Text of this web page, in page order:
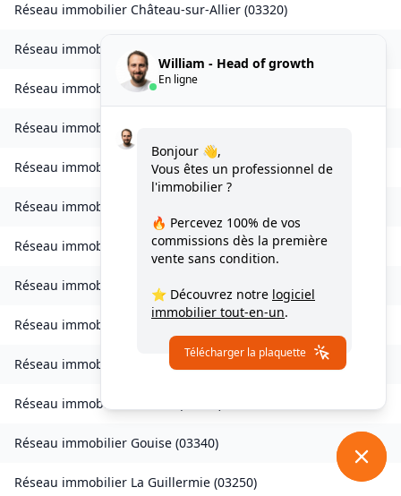
Réseau immobilier Château-sur-Allier (03320)
Réseau immobilierChâtelperron
Réseau immobilier Chemilly(03210
Réseau immobilierChezelle
Réseau immobilier Créchy( 03150)
Réseau immobilier
Réseau immobilier Deneuille-les-Mines( 03170)
Réseau immobilier Le Donjon
Réseau immobilier
Réseau immobilier Espinasse-Vozelle 03110
Réseau immobilier
Réseau immobilier Gouise (03340)
Réseau immobilier La Guillermie (03250)
William - Head of growth
En ligne
Bonjour 👋,
Vous êtes un professionnel de
l'immobilier ?
🔥 Percevez 100% de vos
commissions dès la première
vente sans condition.
⭐ Découvrez notre logiciel
immobilier tout-en-un.
Télécharger la plaquette